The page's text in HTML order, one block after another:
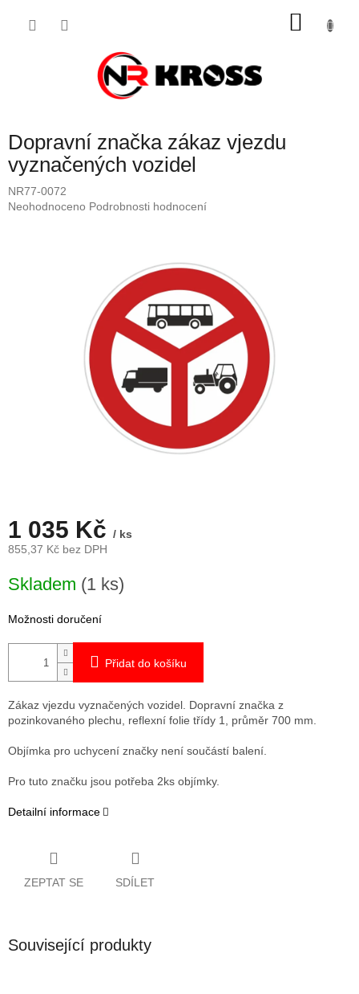
Dopravní značka zákaz vjezdu
vyznačených vozidel
NR77-0072
Průměrné
Neohodnoceno Podrobnosti hodnocení
1 035 Kč / ks
855,37 Kč bez DPH
cena:
Skladem (1 ks)
Možnosti doručení
Přidat do košíku
Zákaz vjezdu vyznačených vozidel. Dopravní značka z
pozinkovaného plechu, reflexní folie třídy 1, průměr 700 mm.
Objímka pro uchycení značky není součástí balení.
Pro tuto značku jsou potřeba 2ks objímky.
Detailní informace
ZEPTAT SE SDÍLET
Související produkty